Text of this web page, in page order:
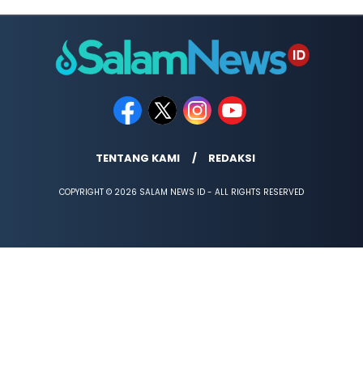
TENTANG KAMI REDAKSI
COPYRIGHT © 2026 SALAM NEWS ID - ALL RIGHTS RESERVED